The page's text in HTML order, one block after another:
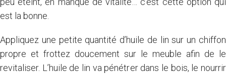
est la bonne.
Appliquez une petite quantité d’huile de lin sur un chiffon
propre et frottez doucement sur le meuble afin de le
revitaliser. L’huile de lin va pénétrer dans le bois, le nourrir